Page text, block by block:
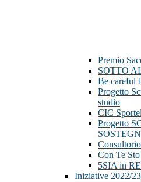
Premio
SOTTO
Be careful
Progetto
studio
CIC
Progetto
Con Te
5SIA in
Iniziative 2022/23